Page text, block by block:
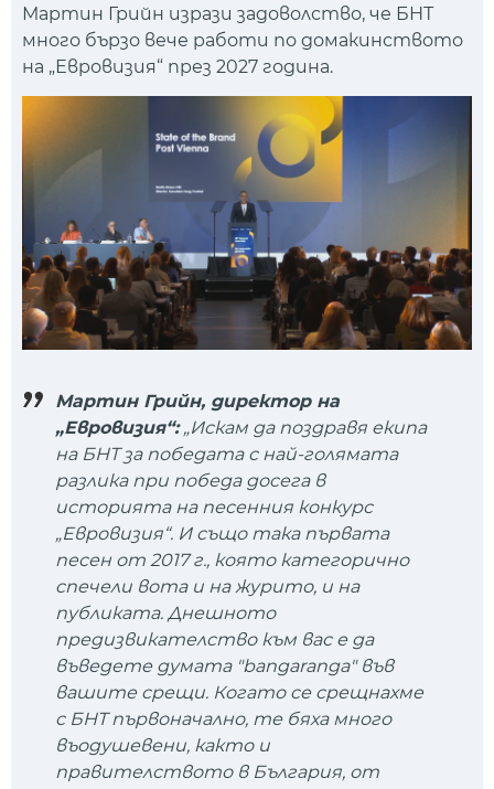
Мартин Грийн изрази задоволство, че БНТ
много бързо вече работи по домакинството
на „Евровизия“ през 2027 година.
Мартин Грийн, директор на
„Евровизия“:„Искам да поздравя екипа
на БНТ за победата с най-голямата
разлика при победа досега в
историята на песенния конкурс
„Евровизия“. И също така първата
песен от 2017 г., която категорично
спечели вота и на журито, и на
публиката. Днешното
предизвикателство към вас е да
въведете думата "bangaranga" във
вашите срещи. Когато се срещнахме
с БНТ първоначално, те бяха много
въодушевени, както и
правителството в България, от